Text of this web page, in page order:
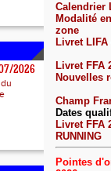
2026
Calendrier
Modalité
zone
Livret LIFA
Livret FFA
Nouvelles
Champ
Dates
Livret FFA
RUNNING
Pointes